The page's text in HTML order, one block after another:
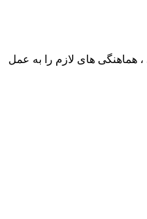
پلاک 8 طبقه هم کف (لطفا قبل از مراجعه حضوری ، هماهنگی های لازم را به عمل